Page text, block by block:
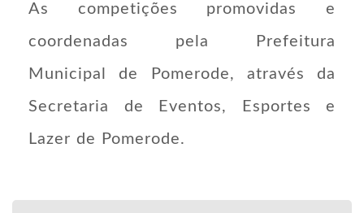
As competições promovidas e
coordenadas pela Prefeitura
Municipal de Pomerode, através da
Secretaria de Eventos, Esportes e
Lazer de Pomerode.